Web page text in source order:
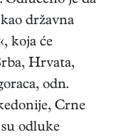
državna
koja će
Hrvata,
odn.
Crne
odluke